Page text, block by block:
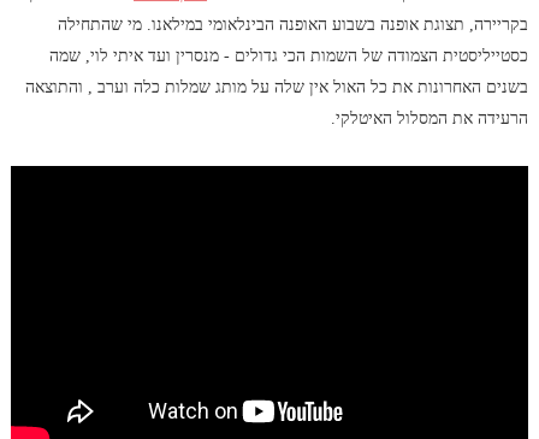
בקריירה, תצוגת אופנה בשבוע האופנה הבינלאומי במילאנו. מי שהתחילה
כסטייליסטית הצמודה של השמות הכי גדולים - מנסרין ועד איתי לוי, שמה
בשנים האחרונות את כל האול אין שלה על מותג שמלות כלה וערב , והתוצאה
הרעידה את המסלול האיטלקי.